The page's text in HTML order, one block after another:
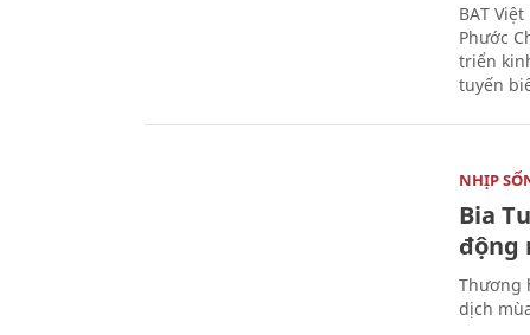
BAT
Phước
triển
tuyến
NHỊP
Bia
động
Thương
dịch